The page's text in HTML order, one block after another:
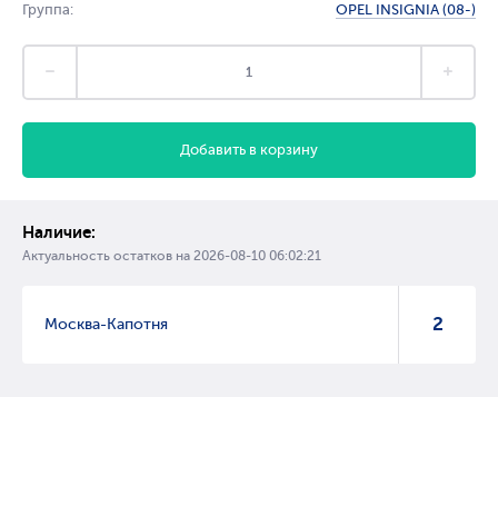
Группа: OPEL INSIGNIA (08-)
Добавить в корзину
Наличие:
Актуальность остатков на 2026-08-10 06:02:21
Москва-Капотня 2